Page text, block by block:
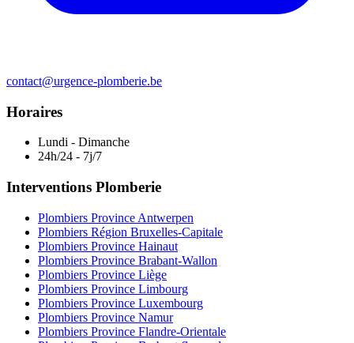
contact@urgence-plomberie.be
Horaires
Lundi - Dimanche
24h/24 - 7j/7
Interventions Plomberie
Plombiers Province Antwerpen
Plombiers Région Bruxelles-Capitale
Plombiers Province Hainaut
Plombiers Province Brabant-Wallon
Plombiers Province Liège
Plombiers Province Limbourg
Plombiers Province Luxembourg
Plombiers Province Namur
Plombiers Province Flandre-Orientale